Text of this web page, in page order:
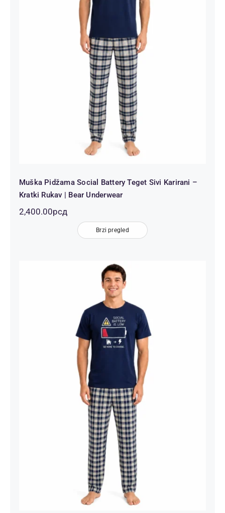
Muška Pidžama Social Battery Teget
Sivi Karirani – Kratki Rukav | Bear
Underwear
Muška Pidžama Social Battery Teget Sivi Karirani –
Kratki Rukav | Bear Underwear
2,400.00рсд
Brzi pregled
Muška Pidžama Social Battery Teget
Bež Karirani – Kratki Rukav | Bear
Underwear